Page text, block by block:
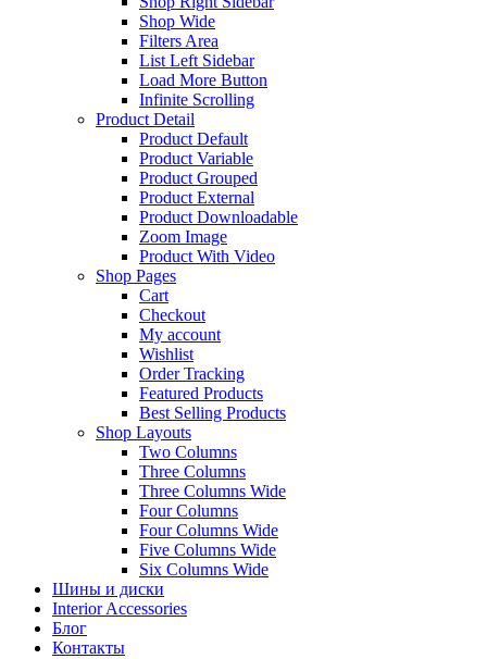
Shop Wide
Filters Area
List Left Sidebar
Load More Button
Infinite Scrolling
Product Detail
Product Default
Product Variable
Product Grouped
Product External
Product Downloadable
Zoom Image
Product With Video
Shop Pages
Cart
Checkout
My account
Wishlist
Order Tracking
Featured Products
Best Selling Products
Shop Layouts
Two Columns
Three Columns
Three Columns Wide
Four Columns
Four Columns Wide
Five Columns Wide
Six Columns Wide
Шины и диски
Interior Accessories
Блог
Контакты